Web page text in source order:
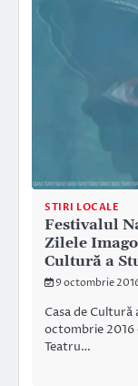
STIRI LOCALE
Festivalul
Zilele
Cultură a
9 octombrie
Casa de
octombrie 2016
Teatru…